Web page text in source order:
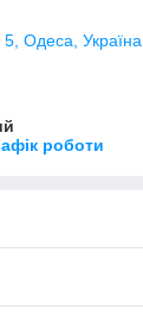
5, Одеса, Україна
роботи